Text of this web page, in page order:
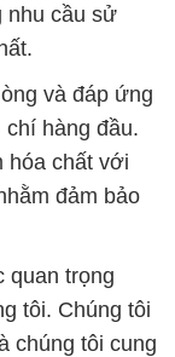
chất với
đảm bảo
quan trọng
tôi. Chúng tôi
tôi cung
lượng cao, làm
mức giá
phát triển lâu